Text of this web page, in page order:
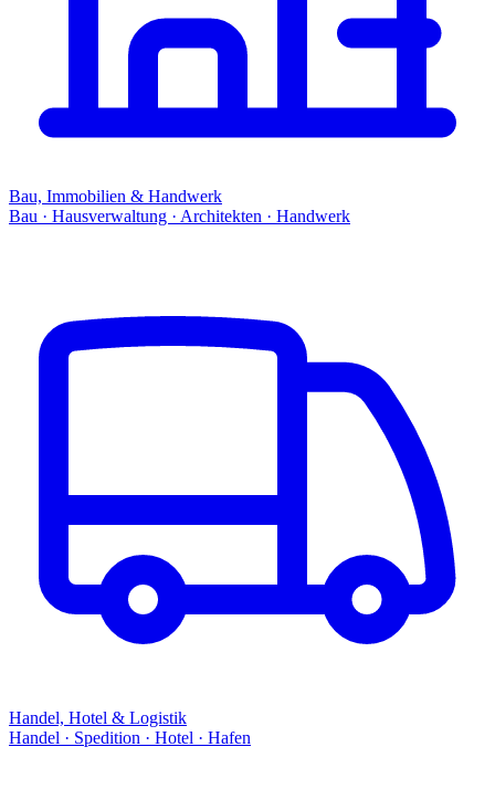
Bau, Immobilien & Handwerk
Bau · Hausverwaltung · Architekten · Handwerk
Handel, Hotel & Logistik
Handel · Spedition · Hotel · Hafen